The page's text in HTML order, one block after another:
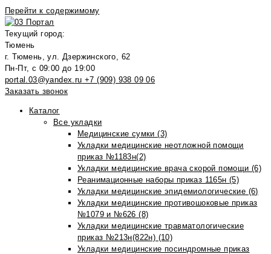
Перейти к содержимому
Текущий город:
Тюмень
г. Тюмень, ул. Дзержинского, 62
Пн-Пт, с 09:00 до 19:00
portal.03@yandex.ru +7 (909) 938 09 06
Заказать звонок
Каталог
Все укладки
Медицинские сумки (3)
Укладки медицинские неотложной помощи
приказ №1183н(2)
Укладки медицинские врача скорой помощи (6)
Реанимационные наборы приказ 1165н (5)
Укладки медицинские эпидемиологические (6)
Укладки медицинские противошоковые приказ
№1079 и №626 (8)
Укладки медицинские травматологические
приказ №213н(822н) (10)
Укладки медицинские посиндромные приказ